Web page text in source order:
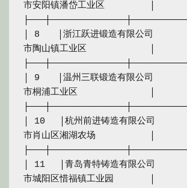
市安阳镇潘岱工业区　　　　　│
│ 8　　│浙江跃进锻造有限公司　　　
市陶山镇工业区　　　　　　　│
│ 9　　│温州三联锻造有限公司　　　
市桐浦工业区　　　　　　　　│
│ 10　 │杭州前进铸造有限公司　　　
市肖山区湘湖农场　　　　　　│
│ 11　 │青岛青特铸造有限公司　　　
市城阳区惜福镇工业园　　　　│